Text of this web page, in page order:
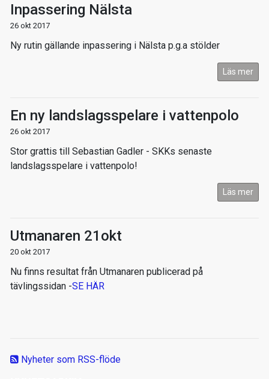
Nyheter som RSS-flöde
Inpassering Nälsta
26 okt 2017
Ny rutin gällande inpassering i Nälsta p.g.a stölder
Läs mer
En ny landslagsspelare i vattenpolo
26 okt 2017
Stor grattis till Sebastian Gadler - SKKs senaste
landslagsspelare i vattenpolo!
Läs mer
Utmanaren 21okt
20 okt 2017
Nu finns resultat från Utmanaren publicerad på
tävlingssidan -SE HÄR